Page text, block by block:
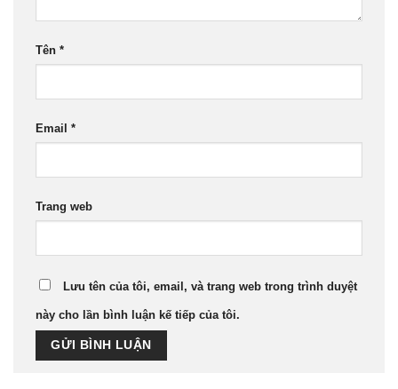
Tên *
Email *
Trang web
Lưu tên của tôi, email, và trang web trong trình duyệt
này cho lần bình luận kế tiếp của tôi.